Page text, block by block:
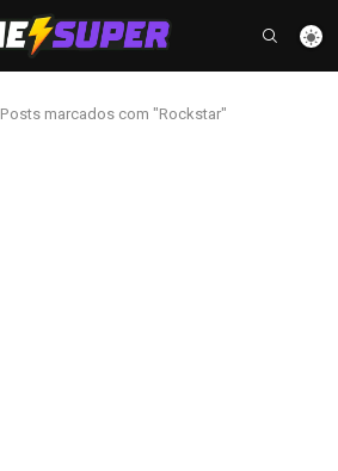
Posts marcados com "Rockstar"